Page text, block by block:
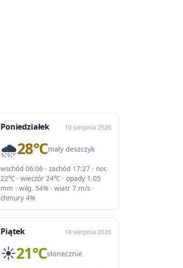
Poniedziałek 10 sierpnia 2026
🌧️28℃mały deszczyk
wschód 06:06 · zachód 17:27 · noc
22℃ · wieczór 24℃ · opady 1.05
mm · wilg. 54% · wiatr 7 m/s ·
chmury 4%
Piątek 14 sierpnia 2026
☀️21℃słonecznie